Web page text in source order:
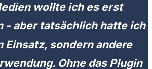
wollte ich es erst
- aber tatsächlich hatte ich
Einsatz, sondern andere
Ohne das Plugin